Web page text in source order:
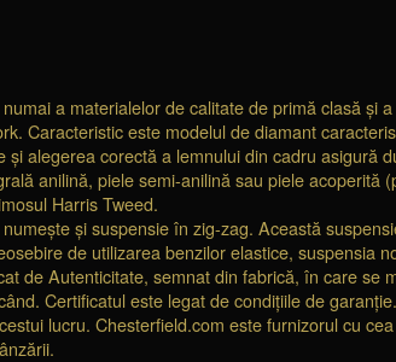
a materialelor de calitate de primă clasă și
Caracteristic este modelul de diamant
alegerea corectă a lemnului din cadru asigură
anilină, piele semi-anilină sau piele acoperită
Harris Tweed.
și suspensie în zig-zag. Această
de utilizarea benzilor elastice, suspensia
de Autenticitate, semnat din fabrică, în care se
Certificatul este legat de condițiile de
lucru. Chesterfield.com este furnizorul cu